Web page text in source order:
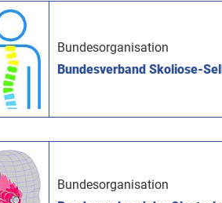
Bundesorganisation
Bundesverband Skoliose-
Bundesorganisation